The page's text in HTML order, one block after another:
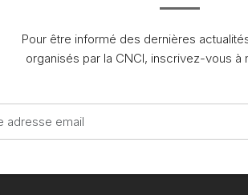
Pour être informé des dernières
organisés par la CNCI, inscrivez-vous à